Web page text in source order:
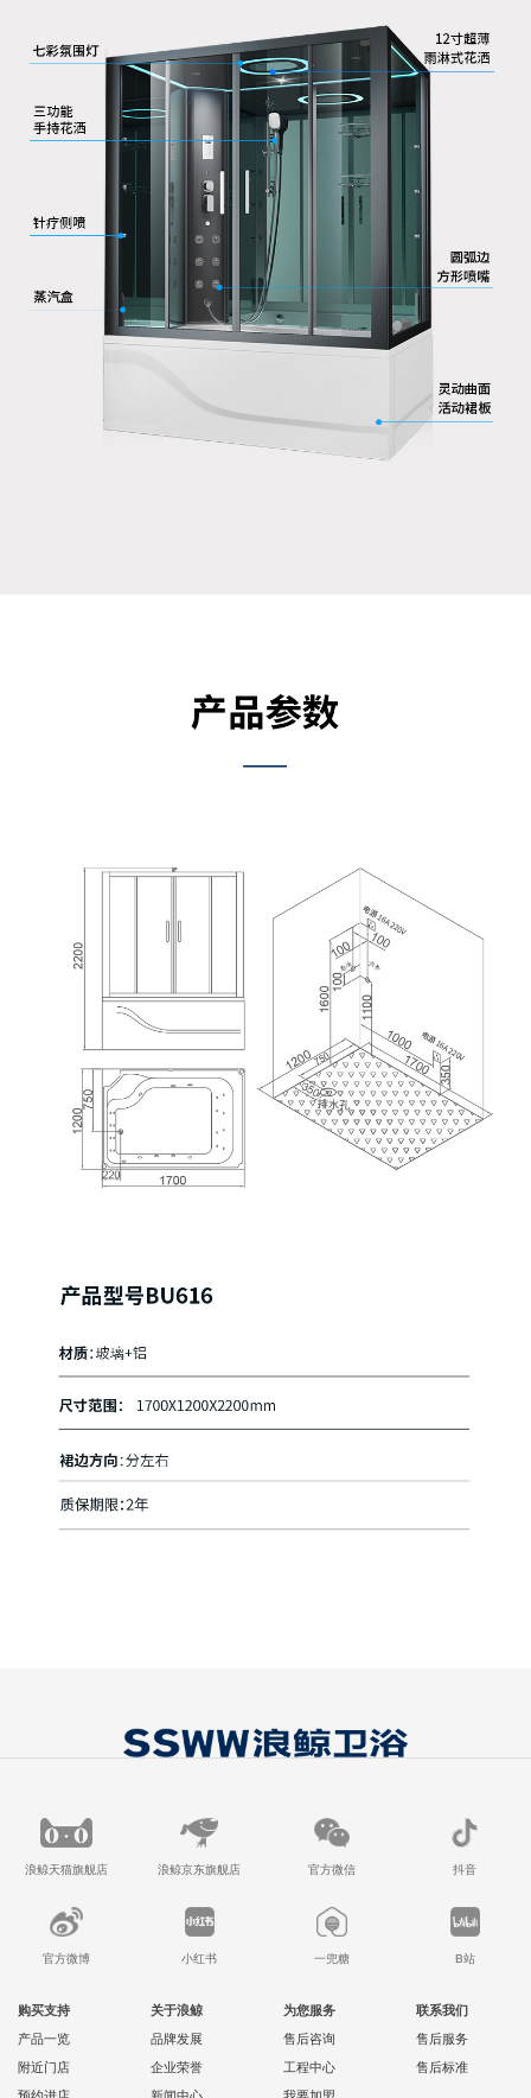
浪鲸天猫旗舰店 浪鲸京东旗舰店 官方微信 抖音
官方微博 小红书 一兜糖 B站
购买支持
产品一览
附近门店
关于浪鲸
品牌发展
企业荣誉
为您服务
售后咨询
工程中心
联系我们
售后服务
售后标准